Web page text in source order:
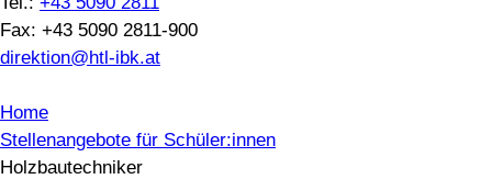
Fax: +43 5090 2811-900
direktion@htl-ibk.at
Home
Stellenangebote für Schüler:innen
Holzbautechniker